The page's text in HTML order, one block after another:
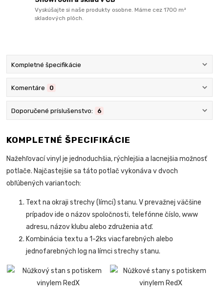
Vyskúšajte si naše produkty osobne. Máme cez 1700 m²
skladových plôch.
Kompletné špecifikácie
Komentáre 0
Doporučené príslušenstvo: 6
KOMPLETNÉ ŠPECIFIKÁCIE
Nažehľovací vinyl je jednoduchšia, rýchlejšia a lacnejšia možnosť
potlače. Najčastejšie sa táto potlač vykonáva v dvoch
obľúbených variantoch:
Text na okraji strechy (límci) stanu. V prevažnej väčšine
prípadov ide o názov spoločnosti, telefónne číslo, www
adresu, názov klubu alebo združenia atď.
Kombinácia textu a 1-2ks viacfarebných alebo
jednofarebných log na límci strechy stanu.